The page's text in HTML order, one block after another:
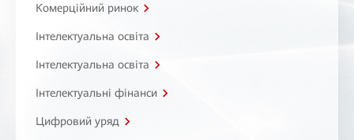
Комерційний ринок
Інтелектуальна освіта
Інтелектуальна освіта
Інтелектуальні фінанси
Цифровий уряд